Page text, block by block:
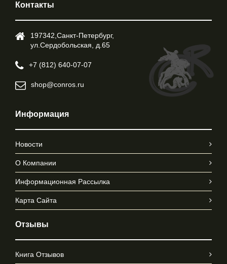
Контакты
197342,Cанкт-Петербург,
ул.Cердобольская, д.65
+7 (812) 640-07-07
shop@conros.ru
Информация
Новости
О Компании
Информационная Рассылка
Карта Сайта
Отзывы
Книга Отзывов